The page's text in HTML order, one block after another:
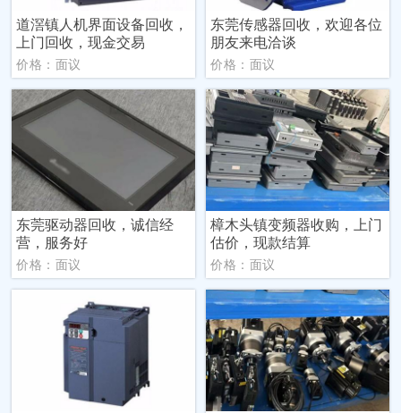
道滘镇人机界面设备回收，
上门回收，现金交易
价格：面议
东莞传感器回收，欢迎各位
朋友来电洽谈
价格：面议
东莞驱动器回收，诚信经
营，服务好
价格：面议
樟木头镇变频器收购，上门
估价，现款结算
价格：面议